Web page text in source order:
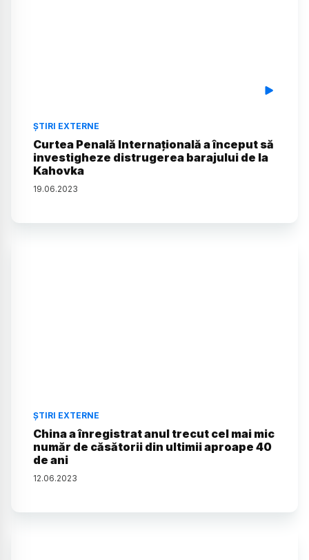
ȘTIRI EXTERNE
Curtea Penală Internațională a început să
investigheze distrugerea barajului de la
Kahovka
19.06.2023
ȘTIRI EXTERNE
China a înregistrat anul trecut cel mai mic
număr de căsătorii din ultimii aproape 40
de ani
12.06.2023